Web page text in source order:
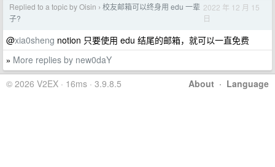
Replied to a topic by Oisin › 校友邮箱可以终身用 edu 一辈
子?
2022 年 12 月 15
日
@xia0sheng notion 只要使用 edu 结尾的邮箱，就可以一直免费
» More replies by new0daY
About · Language
© 2026 V2EX · 16ms · 3.9.8.5